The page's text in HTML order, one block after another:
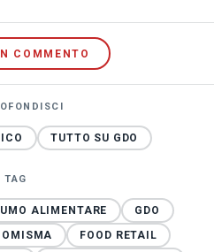
COMMENTO
TUTTO SU GDO
TAG
ALIMENTARE
GDO
FOOD RETAIL